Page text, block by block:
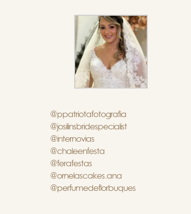
@ppatriotafotografia
@josilinsbridespecialist
@internovias
@chaleenfesta
@ferafestas
@ornelascakes.ana
@perfumedeflorbuques